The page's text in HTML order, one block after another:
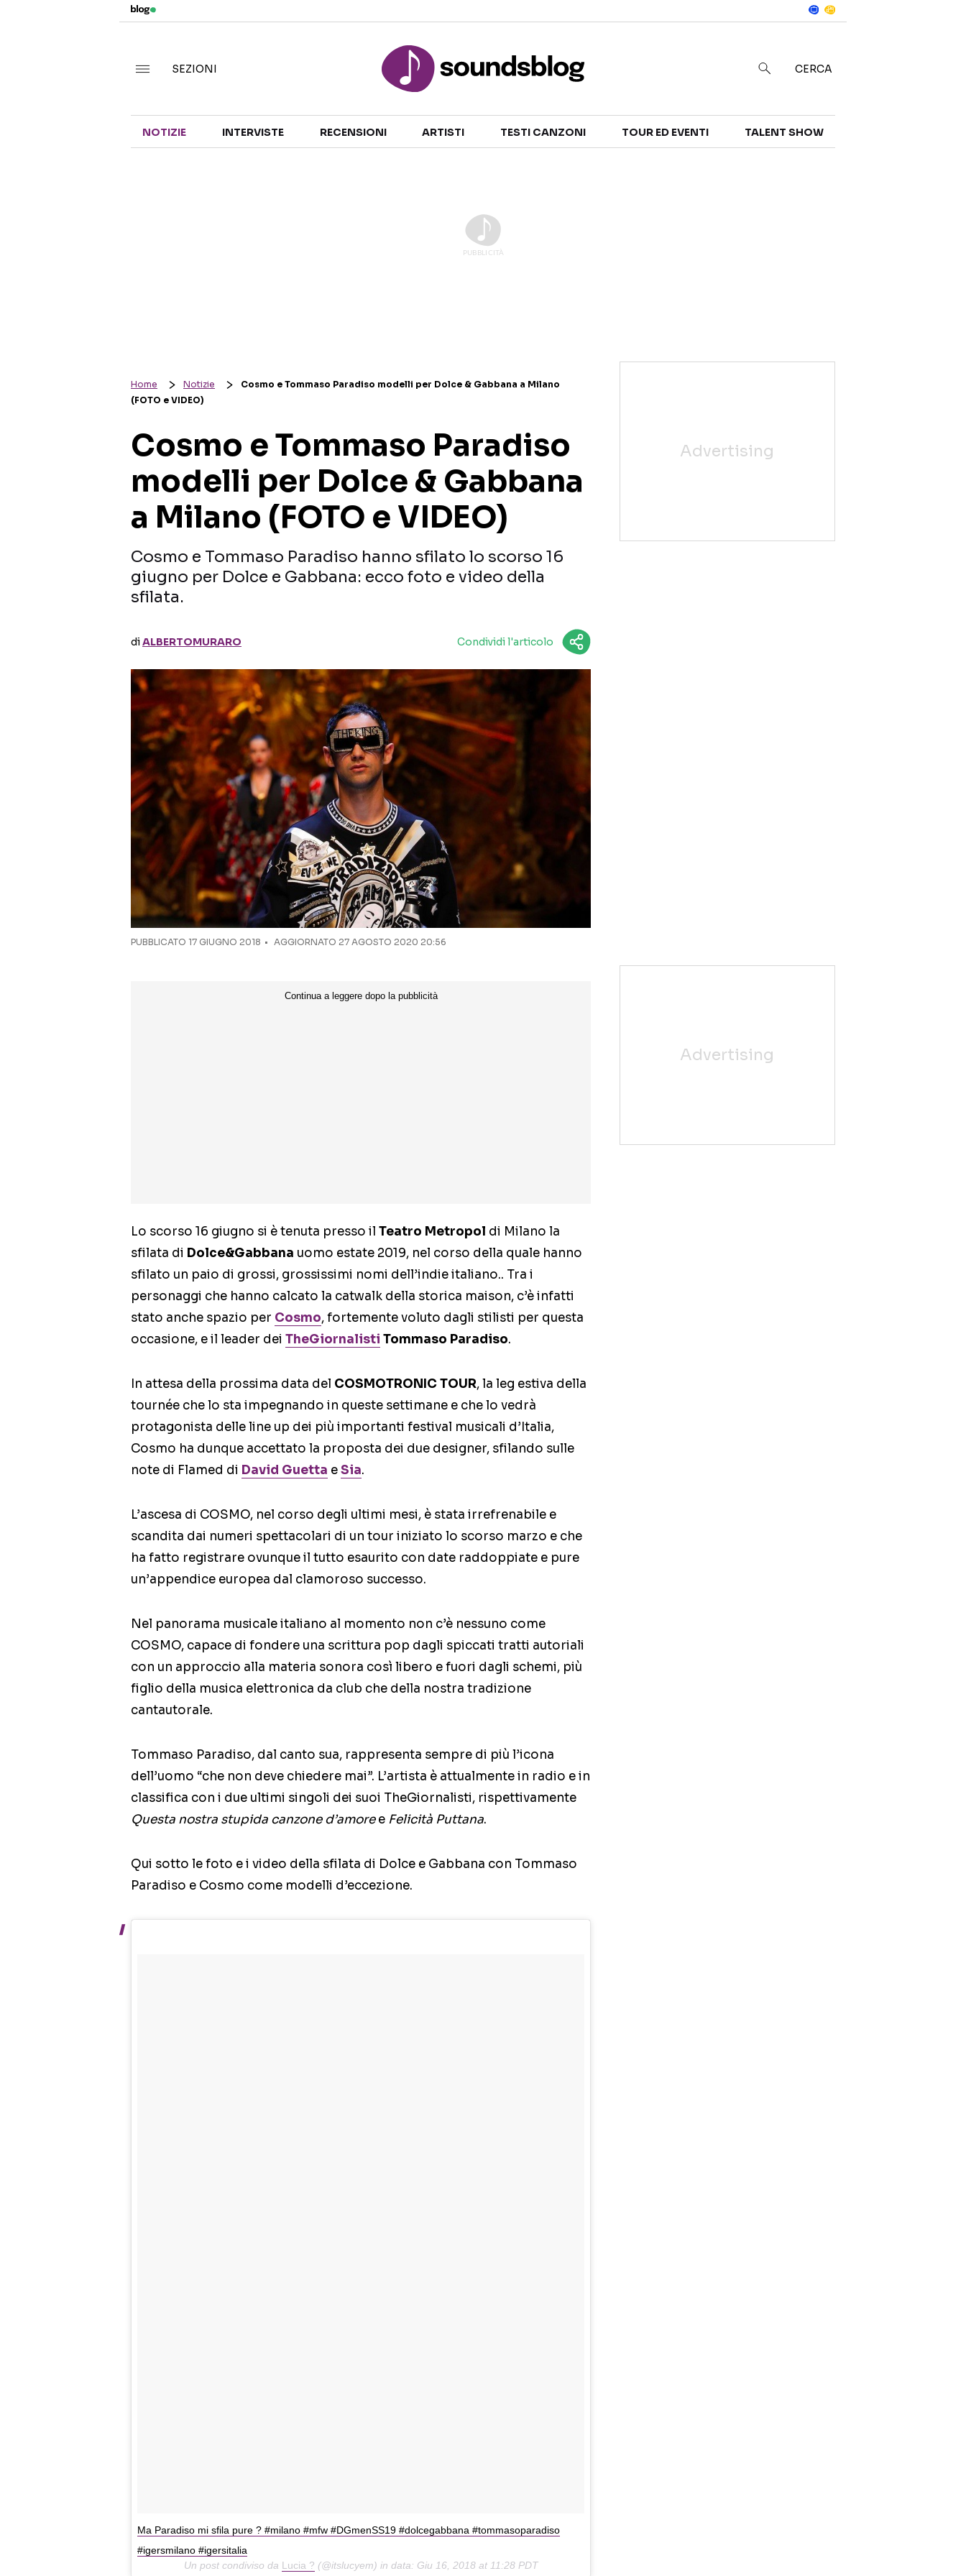
TALENT SHOW
SEZIONI CERCA
NOTIZIE INTERVISTE RECENSIONI ARTISTI TESTI CANZONI TOUR ED EVENTI TALENT SHOW
Home Notizie
Cosmo e Tommaso Paradiso modelli per Dolce & Gabbana a Milano
(FOTO e VIDEO)
Cosmo e Tommaso Paradiso
modelli per Dolce & Gabbana
a Milano (FOTO e VIDEO)
Cosmo e Tommaso Paradiso hanno sfilato lo scorso 16
giugno per Dolce e Gabbana: ecco foto e video della
sfilata.
diALBERTOMURARO Condividi l'articolo
PUBBLICATO 17 GIUGNO 2018 AGGIORNATO 27 AGOSTO 2020 20:56
Lo scorso 16 giugno si è tenuta presso il Teatro Metropol di Milano la
sfilata di Dolce&Gabbana uomo estate 2019, nel corso della quale hanno
sfilato un paio di grossi, grossissimi nomi dell’indie italiano.. Tra i
personaggi che hanno calcato la catwalk della storica maison, c’è infatti
stato anche spazio per Cosmo, fortemente voluto dagli stilisti per questa
occasione, e il leader dei TheGiornalisti Tommaso Paradiso.
In attesa della prossima data del COSMOTRONIC TOUR, la leg estiva della
tournée che lo sta impegnando in queste settimane e che lo vedrà
protagonista delle line up dei più importanti festival musicali d’Italia,
Cosmo ha dunque accettato la proposta dei due designer, sfilando sulle
note di Flamed di David Guetta eSia.
L’ascesa di COSMO, nel corso degli ultimi mesi, è stata irrefrenabile e
scandita dai numeri spettacolari di un tour iniziato lo scorso marzo e che
ha fatto registrare ovunque il tutto esaurito con date raddoppiate e pure
un’appendice europea dal clamoroso successo.
Nel panorama musicale italiano al momento non c’è nessuno come
COSMO, capace di fondere una scrittura pop dagli spiccati tratti autoriali
con un approccio alla materia sonora così libero e fuori dagli schemi, più
figlio della musica elettronica da club che della nostra tradizione
cantautorale.
Tommaso Paradiso, dal canto sua, rappresenta sempre di più l’icona
dell’uomo “che non deve chiedere mai”. L’artista è attualmente in radio e in
classifica con i due ultimi singoli dei suoi TheGiornalisti, rispettivamente
Questa nostra stupida canzone d’amoree Felicità Puttana.
Qui sotto le foto e i video della sfilata di Dolce e Gabbana con Tommaso
Paradiso e Cosmo come modelli d’eccezione.
Ma Paradiso mi sfila pure ? #milano #mfw #DGmenSS19 #dolcegabbana #tommasoparadiso
#igersmilano #igersitalia
Un post condiviso da Lucia ? (@itslucyem) in data: Giu 16, 2018 at 11:28 PDT